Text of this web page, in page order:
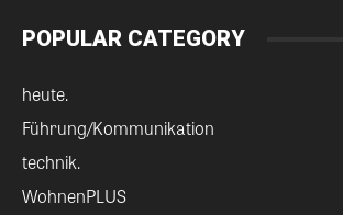
POPULAR CATEGORY
heute.
Führung/Kommunikation
technik.
WohnenPLUS